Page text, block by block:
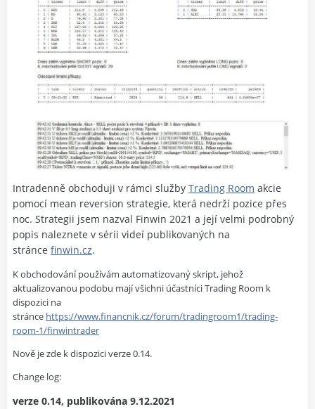
Intradenně obchoduji v rámci služby Trading Room akcie
pomocí mean reversion strategie, která nedrží pozice přes
noc. Strategii jsem nazval Finwin 2021 a její velmi podrobný
popis naleznete v sérii videí publikovaných na
stránce finwin.cz.
K obchodování používám automatizovaný skript, jehož
aktualizovanou podobu mají všichni účastníci Trading Room k
dispozici na
stránce https://www.financnik.cz/forum/tradingroom1/trading-
room-1/finwintrader
Nově je zde k dispozici verze 0.14.
Change log:
verze 0.14, publikována 9.12.2021